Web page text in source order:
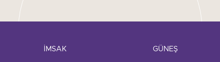
İMSAK GÜNEŞ